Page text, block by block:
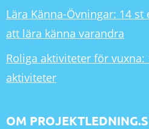
Lära Känna-Övningar: 14
att lära känna varandra
Roliga aktiviteter för
aktiviteter
OM